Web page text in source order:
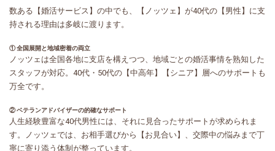
数ある【婚活サービス】の中でも、【ノッツェ】が40代の【男性】に支
持される理由は多岐に渡ります。
① 全国展開と地域密着の両立
ノッツェは全国各地に支店を構えつつ、地域ごとの婚活事情を熟知した
スタッフが対応。40代・50代の【中高年】【シニア】層へのサポートも
万全です。
② ベテランアドバイザーの的確なサポート
人生経験豊富な40代男性には、それに見合ったサポートが求められま
す。ノッツェでは、お相手選びから【お見合い】、交際中の悩みまで丁
寧に寄り添う体制が整っています。